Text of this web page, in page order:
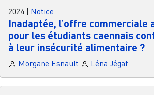
2024 Notice
Inadaptée, l’offre commerciale
pour les étudiants caennais
à leur insécurité alimentaire ?
Morgane Esnault Léna Jégat